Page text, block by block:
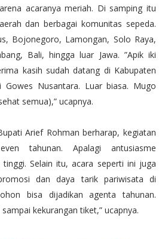
acaranya meriah. Di samping itu
dan berbagai komunitas sepeda.
Bojonegoro, Lamongan, Solo Raya,
Bali, hingga luar Jawa. ”Apik iki
kasih sudah datang di Kabupaten
Gowes Nusantara. Luar biasa. Mugo
semua),” ucapnya.
Arief Rohman berharap, kegiatan
tahunan. Apalagi antusiasme
Selain itu, acara seperti ini juga
dan daya tarik pariwisata di
bisa dijadikan agenta tahunan.
kekurangan tiket,” ucapnya.